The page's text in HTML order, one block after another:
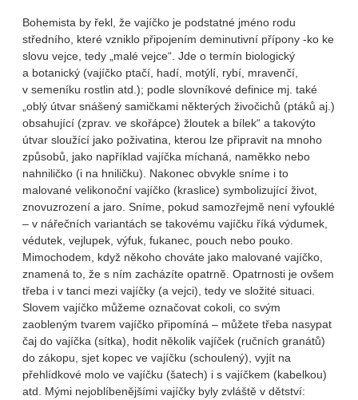
Bohemista by řekl, že vajíčko je podstatné jméno rodu
středního, které vzniklo připojením deminutivní přípony -ko ke
slovu vejce, tedy „malé vejce“. Jde o termín biologický
a botanický (vajíčko ptačí, hadí, motýlí, rybí, mravenčí,
v semeníku rostlin atd.); podle slovníkové definice mj. také
„oblý útvar snášený samičkami některých živočichů (ptáků aj.)
obsahující (zprav. ve skořápce) žloutek a bílek“ a takovýto
útvar sloužící jako poživatina, kterou lze připravit na mnoho
způsobů, jako například vajíčka míchaná, naměkko nebo
nahniličko (i na hniličku). Nakonec obvykle sníme i to
malované velikonoční vajíčko (kraslice) symbolizující život,
znovuzrození a jaro. Sníme, pokud samozřejmě není vyfouklé
– v nářečních variantách se takovému vajíčku říká výdumek,
védutek, vejlupek, výfuk, fukanec, pouch nebo pouko.
Mimochodem, když někoho chováte jako malované vajíčko,
znamená to, že s ním zacházíte opatrně. Opatrnosti je ovšem
třeba i v tanci mezi vajíčky (a vejci), tedy ve složité situaci.
Slovem vajíčko můžeme označovat cokoli, co svým
zaobleným tvarem vajíčko připomíná – můžete třeba nasypat
čaj do vajíčka (sítka), hodit několik vajíček (ručních granátů)
do zákopu, sjet kopec ve vajíčku (schoulený), vyjít na
přehlídkové molo ve vajíčku (šatech) i s vajíčkem (kabelkou)
atd. Mými nejoblíbenějšími vajíčky byly zvláště v dětství: